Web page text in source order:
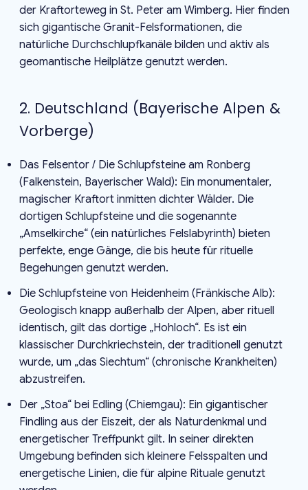
der Kraftorteweg in St. Peter am Wimberg. Hier finden
sich gigantische Granit-Felsformationen, die
natürliche Durchschlupfkanäle bilden und aktiv als
geomantische Heilplätze genutzt werden.
2. Deutschland (Bayerische Alpen &
Vorberge)
Das Felsentor / Die Schlupfsteine am Ronberg
(Falkenstein, Bayerischer Wald): Ein monumentaler,
magischer Kraftort inmitten dichter Wälder. Die
dortigen Schlupfsteine und die sogenannte
„Amselkirche“ (ein natürliches Felslabyrinth) bieten
perfekte, enge Gänge, die bis heute für rituelle
Begehungen genutzt werden.
Die Schlupfsteine von Heidenheim (Fränkische Alb):
Geologisch knapp außerhalb der Alpen, aber rituell
identisch, gilt das dortige „Hohloch“. Es ist ein
klassischer Durchkriechstein, der traditionell genutzt
wurde, um „das Siechtum“ (chronische Krankheiten)
abzustreifen.
Der „Stoa“ bei Edling (Chiemgau): Ein gigantischer
Findling aus der Eiszeit, der als Naturdenkmal und
energetischer Treffpunkt gilt. In seiner direkten
Umgebung befinden sich kleinere Felsspalten und
energetische Linien, die für alpine Rituale genutzt